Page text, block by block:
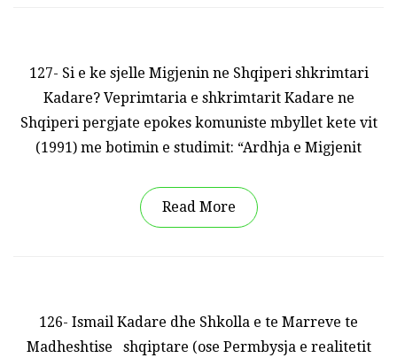
127- Si e ke sjelle Migjenin ne Shqiperi shkrimtari
Kadare? Veprimtaria e shkrimtarit Kadare ne
Shqiperi pergjate epokes komuniste mbyllet kete vit
(1991) me botimin e studimit: “Ardhja e Migjenit
Read More
126- Ismail Kadare dhe Shkolla e te Marreve te
Madheshtise shqiptare (ose Permbysja e realitetit